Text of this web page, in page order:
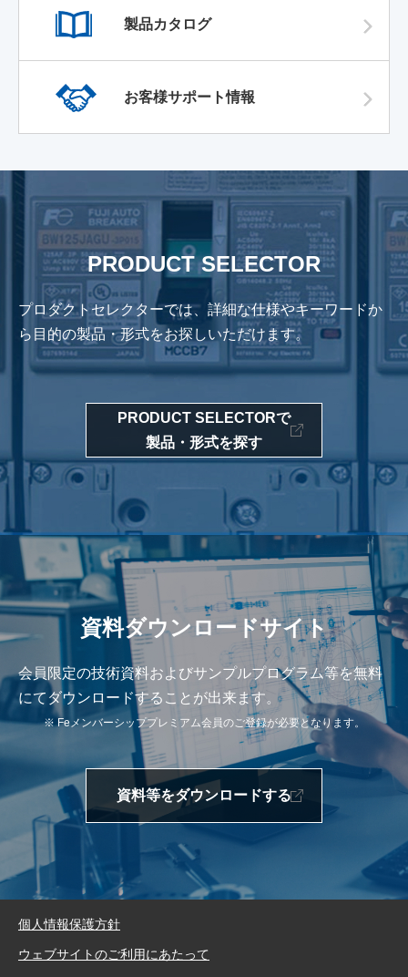
製品カタログ
お客様サポート情報
PRODUCT SELECTOR
プロダクトセレクターでは、詳細な仕様やキーワードか
ら 目的の製品・形式をお探しいただけます。
PRODUCT SELECTORで
製品・形式を探す
資料ダウンロードサイト
会員限定の技術資料およびサンプルプログラム等を無料
にてダウンロードすることが出来ます。
※ Feメンバーシッププレミアム会員のご登録が必要となります。
資料等をダウンロードする
個人情報保護方針
ウェブサイトのご利用にあたって